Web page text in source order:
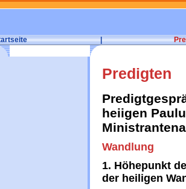
|
Predigten
heiigen
Wandlung
1. Höhepunkt
der heiligen